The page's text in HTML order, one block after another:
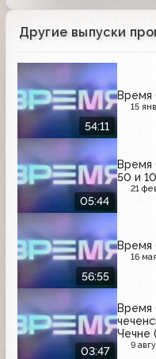
Другие выпуски
54:11
Время
15
05:44
Время
50 и
21
56:55
Время
16
03:47
Время
Чечне
9